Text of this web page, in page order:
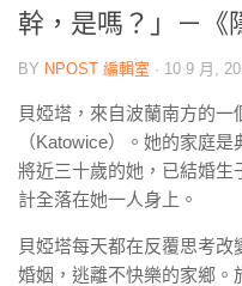
幹，是嗎？」－《
BY NPOST 編輯室 · 10 9 月,
貝婭塔，來自波蘭南方的一
（Katowice）。她的家庭
將近三十歲的她，已結婚生
計全落在她一人身上。
貝婭塔每天都在反覆思考
婚姻，逃離不快樂的家鄉。